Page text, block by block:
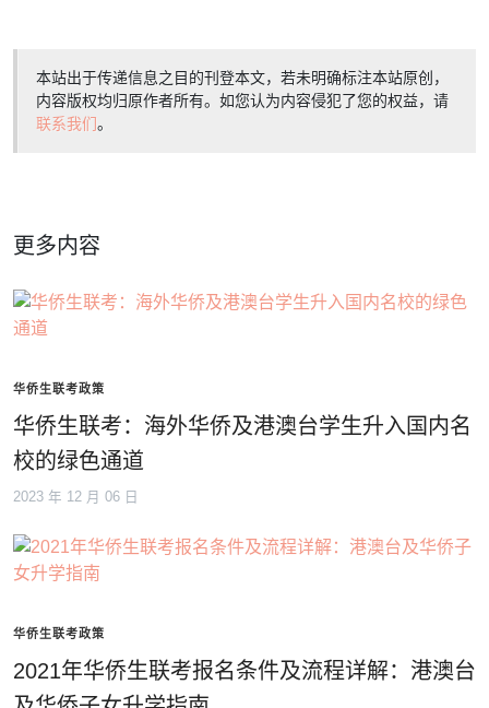
本站出于传递信息之目的刊登本文，若未明确标注本站原创，
内容版权均归原作者所有。如您认为内容侵犯了您的权益，请
联系我们。
更多内容
华侨生联考政策
华侨生联考：海外华侨及港澳台学生升入国内名
校的绿色通道
2023 年 12 月 06 日
华侨生联考政策
2021年华侨生联考报名条件及流程详解：港澳台